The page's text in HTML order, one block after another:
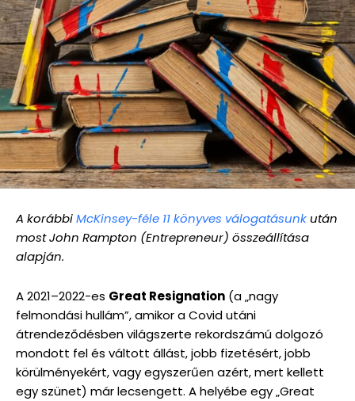
A korábbiMcKinsey-féle 11 könyves válogatásunkután
most John Rampton (Entrepreneur) összeállítása
alapján.
A 2021–2022-es Great Resignation (a „nagy
felmondási hullám”, amikor a Covid utáni
átrendeződésben világszerte rekordszámú dolgozó
mondott fel és váltott állást, jobb fizetésért, jobb
körülményekért, vagy egyszerűen azért, mert kellett
egy szünet) már lecsengett. A helyébe egy „Great